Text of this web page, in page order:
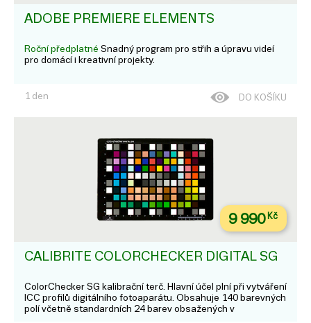
ADOBE PREMIERE ELEMENTS
Roční předplatné Snadný program pro střih a úpravu videí
pro domácí i kreativní projekty.
1 den DO KOŠÍKU
9 990Kč
CALIBRITE COLORCHECKER DIGITAL SG
ColorChecker SG kalibrační terč. Hlavní účel plní při vytváření
ICC profilů digitálního fotoaparátu. Obsahuje 140 barevných
polí včetně standardních 24 barev obsažených v